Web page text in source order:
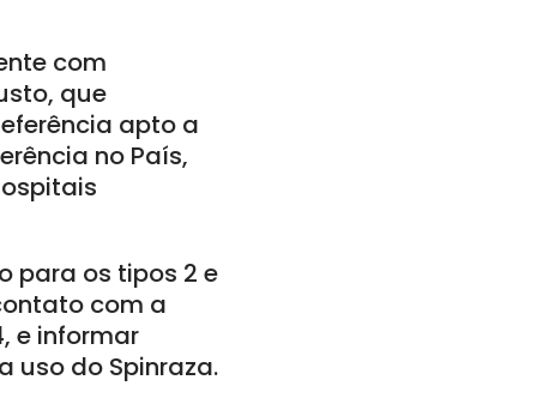
com
que
apto a
no País,
para os tipos 2 e
com a
e informar
uso do Spinraza.